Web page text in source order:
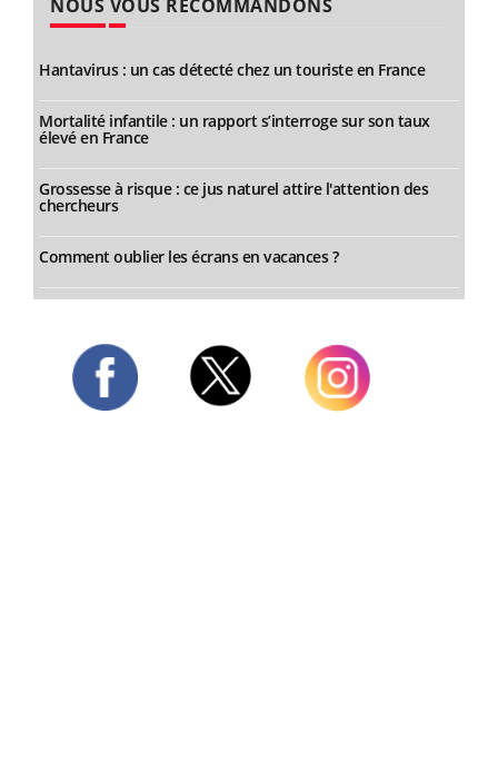
NOUS VOUS RECOMMANDONS
Hantavirus : un cas détecté chez un touriste en France
Mortalité infantile : un rapport s’interroge sur son taux
élevé en France
Grossesse à risque : ce jus naturel attire l'attention des
chercheurs
Comment oublier les écrans en vacances ?